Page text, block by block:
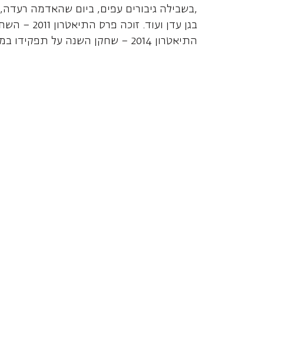
,בשבילה גיבורים עפים, ביום שהאדמה
בגן עדן
התיאטרון 2014 – שחקן השנה על תפקידו במקרה המוזר של הכלב בשעת לילה.